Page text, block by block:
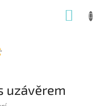
uzávěrem